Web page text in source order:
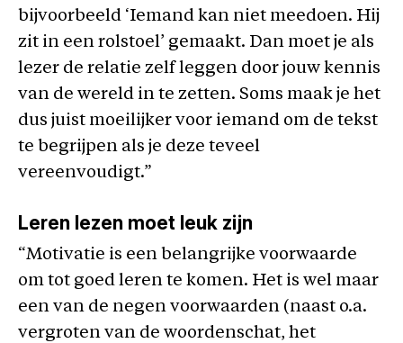
bijvoorbeeld ‘Iemand kan niet meedoen. Hij
zit in een rolstoel’ gemaakt. Dan moet je als
lezer de relatie zelf leggen door jouw kennis
van de wereld in te zetten. Soms maak je het
dus juist moeilijker voor iemand om de tekst
te begrijpen als je deze teveel
vereenvoudigt.”
Leren lezen moet leuk zijn
“Motivatie is een belangrijke voorwaarde
om tot goed leren te komen. Het is wel maar
een van de negen voorwaarden (naast o.a.
vergroten van de woordenschat, het